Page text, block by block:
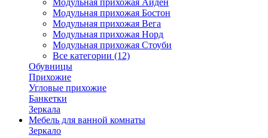
Модульная прихожая Айден
Модульная прихожая Бостон
Модульная прихожая Вега
Модульная прихожая Норд
Модульная прихожая Стоуби
Все категории (12)
Обувницы
Прихожие
Угловые прихожие
Банкетки
Зеркала
Мебель для ванной комнаты
Зеркало